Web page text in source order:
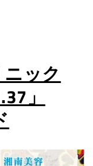
ニック
」